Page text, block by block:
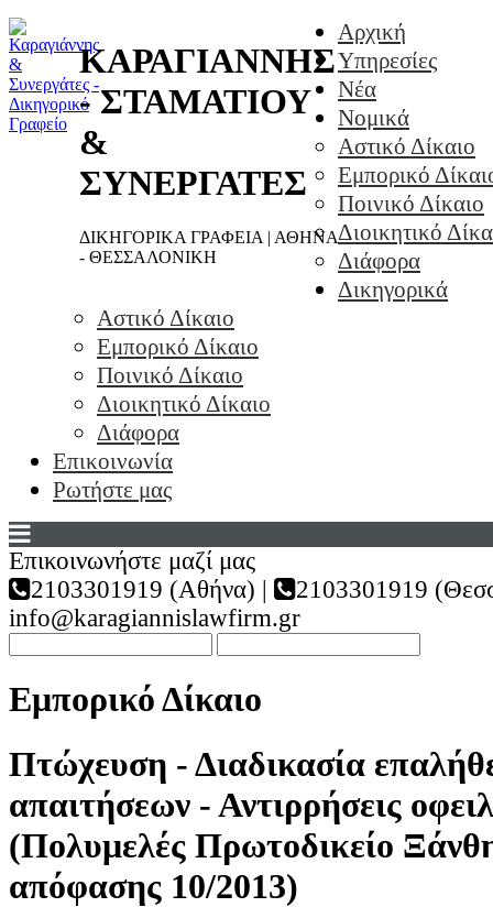
ΚΑΡΑΓΙΑΝΝΗΣ
- ΣΤΑΜΑΤΙΟΥ
&
ΣΥΝΕΡΓΑΤΕΣ
ΔΙΚΗΓΟΡΙΚΑ ΓΡΑΦΕΙΑ | ΑΘΗΝΑ
- ΘΕΣΣΑΛΟΝΙΚΗ
Αρχική
Υπηρεσίες
Νέα
Νομικά
Αστικό Δίκαιο
Εμπορικό
Ποινικό Δίκαιο
Διοικητικό
Διάφορα
Δικηγορικά
Αστικό Δίκαιο
Εμπορικό Δίκαιο
Ποινικό Δίκαιο
Διοικητικό Δίκαιο
Διάφορα
Επικοινωνία
Ρωτήστε μας
Επικοινωνήστε μαζί μας
2103301919 (Αθήνα) |
2103301919
info@karagiannislawfirm.gr
Εμπορικό Δίκαιο
Πτώχευση - Διαδικασία
απαιτήσεων - Αντιρρήσεις
(Πολυμελές Πρωτοδικείο
απόφασης 10/2013)